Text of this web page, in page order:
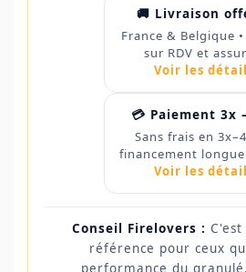
🚚 Livraison
France & Belgique
sur RDV et
Voir les
💳 Paiement 3x
Sans frais en
financement
Voir les
Conseil Firelovers :
référence pour ceux
performance du